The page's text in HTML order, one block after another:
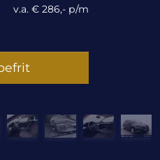
v.a. € 286,- p/m